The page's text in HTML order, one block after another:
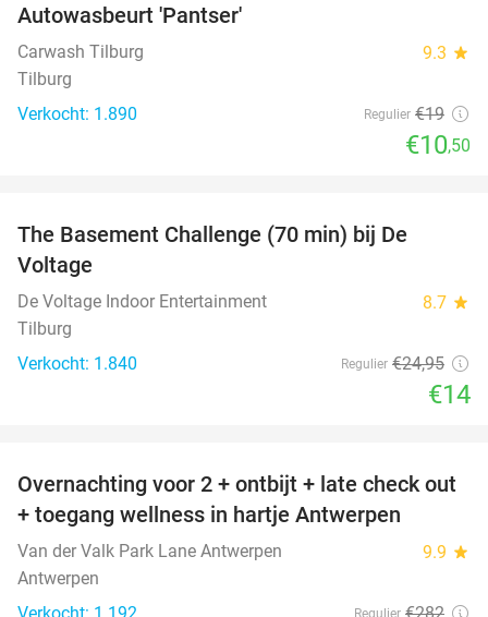
Autowasbeurt 'Pantser'
Carwash Tilburg 9.3 star
Tilburg
Verkocht: 1.890
Regulier €19
€10,50
The Basement Challenge (70 min) bij De
Voltage
De Voltage Indoor Entertainment 8.7 star
Tilburg
Verkocht: 1.840
Regulier €24,95
€14
59%
Overnachting voor 2 + ontbijt + late check out
+ toegang wellness in hartje Antwerpen
Van der Valk Park Lane Antwerpen 9.9 star
Antwerpen
Regulier